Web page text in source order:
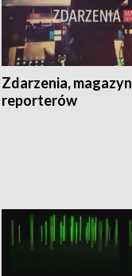
Zdarzenia, magazyn
reporterów